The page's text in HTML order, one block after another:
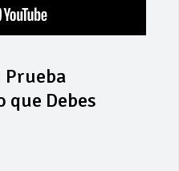
Prueba
que Debes